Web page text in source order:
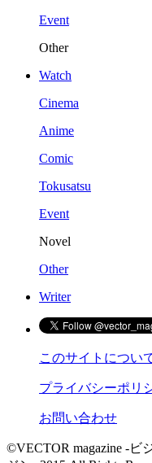
Event
Other
Watch
Cinema
Anime
Comic
Tokusatsu
Event
Novel
Other
Writer
このサイトについ
プライバシーポリ
お問い合わせ
©VECTOR magazine -ビ